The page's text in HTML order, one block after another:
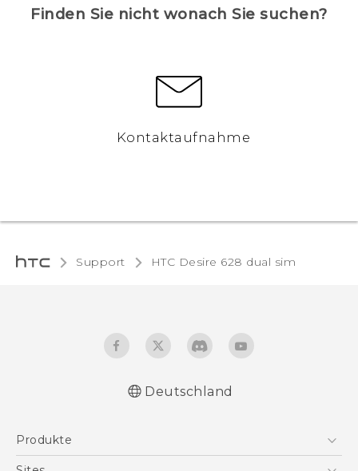
Finden Sie nicht wonach Sie suchen?
Kontaktaufnahme
Support HTC Desire 628 dual sim‎
Deutschland
Produkte
Smartphones